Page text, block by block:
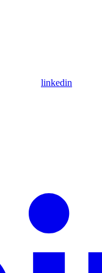
linkedin